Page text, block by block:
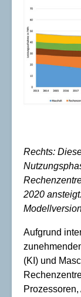
Rechts:
2020
Aufgrund
(KI) und